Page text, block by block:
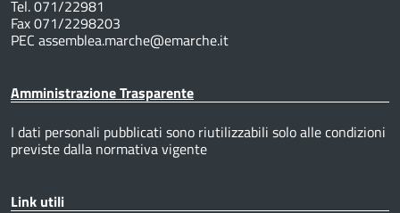
Tel. 071/22981
Fax 071/2298203
PEC assemblea.marche@emarche.it
Amministrazione Trasparente
I dati personali pubblicati sono riutilizzabili solo alle condizioni
previste dalla normativa vigente
Link utili